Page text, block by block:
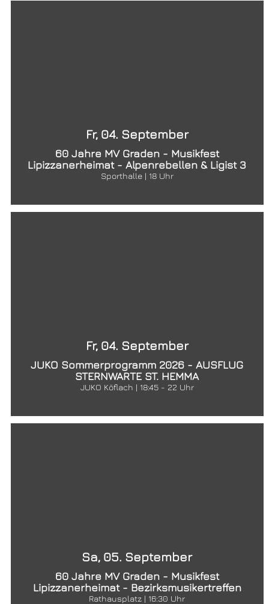
Fr, 04. September
60 Jahre MV Graden - Musikfest
Lipizzanerheimat - Alpenrebellen & Ligist 3
Sporthalle | 18 Uhr
Fr, 04. September
JUKO Sommerprogramm 2026 - AUSFLUG
STERNWARTE ST. HEMMA
JUKO Köflach | 18:45 - 22 Uhr
Sa, 05. September
60 Jahre MV Graden - Musikfest
Lipizzanerheimat - Bezirksmusikertreffen
Rathausplatz | 16:30 Uhr